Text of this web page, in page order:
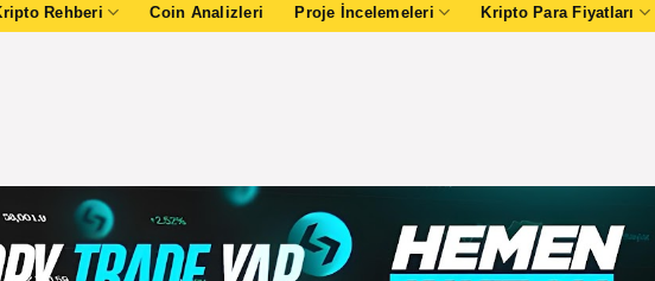
Rehberi Coin Analizleri Proje İncelemeleri Kripto Para Fiyatları